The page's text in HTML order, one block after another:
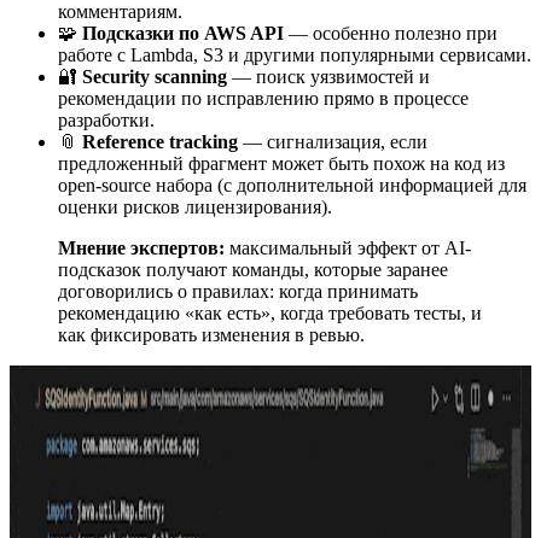
комментариям.
🧩 Подсказки по AWS API — особенно полезно при
работе с Lambda, S3 и другими популярными сервисами.
🔐 Security scanning — поиск уязвимостей и
рекомендации по исправлению прямо в процессе
разработки.
📎 Reference tracking — сигнализация, если
предложенный фрагмент может быть похож на код из
open-source набора (с дополнительной информацией для
оценки рисков лицензирования).
Мнение экспертов: максимальный эффект от AI-
подсказок получают команды, которые заранее
договорились о правилах: когда принимать
рекомендацию «как есть», когда требовать тесты, и
как фиксировать изменения в ревью.